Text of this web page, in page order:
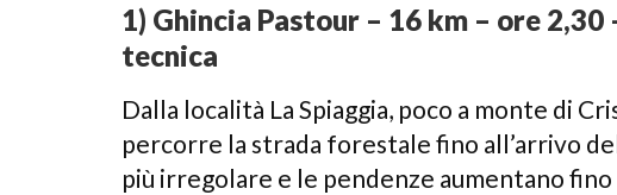
1) Ghincia Pastour – 16 km – ore
tecnica
Dalla località La Spiaggia, poco a monte di
percorre la strada forestale fino all’arrivo
più irregolare e le pendenze aumentano